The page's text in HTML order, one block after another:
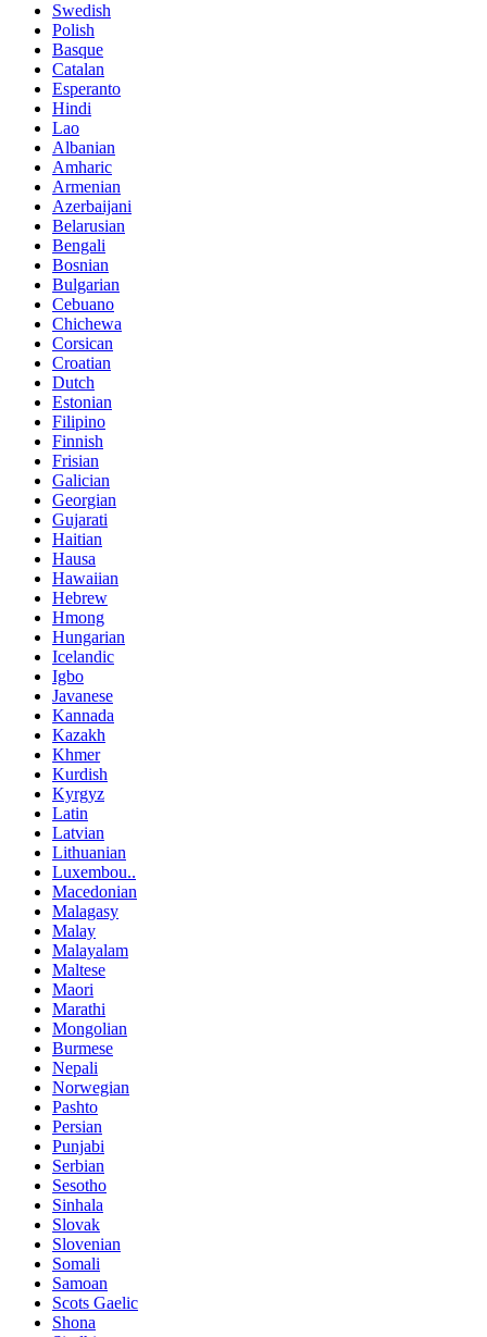
Swedish
Polish
Basque
Catalan
Esperanto
Hindi
Lao
Albanian
Amharic
Armenian
Azerbaijani
Belarusian
Bengali
Bosnian
Bulgarian
Cebuano
Chichewa
Corsican
Croatian
Dutch
Estonian
Filipino
Finnish
Frisian
Galician
Georgian
Gujarati
Haitian
Hausa
Hawaiian
Hebrew
Hmong
Hungarian
Icelandic
Igbo
Javanese
Kannada
Kazakh
Khmer
Kurdish
Kyrgyz
Latin
Latvian
Lithuanian
Luxembou..
Macedonian
Malagasy
Malay
Malayalam
Maltese
Maori
Marathi
Mongolian
Burmese
Nepali
Norwegian
Pashto
Persian
Punjabi
Serbian
Sesotho
Sinhala
Slovak
Slovenian
Somali
Samoan
Scots Gaelic
Shona